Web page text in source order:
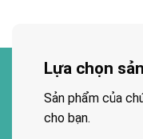
Lựa chọn
Sản phẩm của
cho bạn.